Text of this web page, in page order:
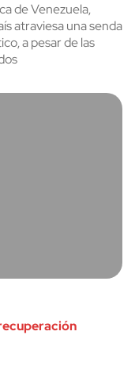
de Venezuela,
atraviesa una senda
a pesar de las